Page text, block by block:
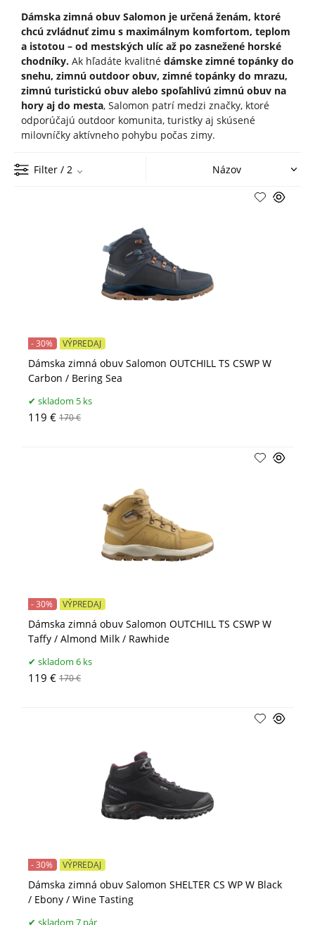
Dámska zimná obuv Salomon je určená ženám, ktoré
chcú zvládnuť zimu s maximálnym komfortom, teplom
a istotou – od mestských ulíc až po zasnežené horské
chodníky.Ak hľadáte kvalitné dámske zimné topánky do
snehu, zimnú outdoor obuv, zimné topánky do mrazu,
zimnú turistickú obuv alebo spoľahlivú zimnú obuv na
hory aj do mesta, Salomon patrí medzi značky, ktoré
odporúčajú outdoor komunita, turistky aj skúsené
milovníčky aktívneho pohybu počas zimy.
Filter / 2
Dámska zimná obuv Salomon OUTCHILL TS CSWP W
Carbon / Bering Sea
- 30% VÝPREDAJ
skladom 5 ks
119 € 170 €
Dámska zimná obuv Salomon OUTCHILL TS CSWP W
Taffy / Almond Milk / Rawhide
- 30% VÝPREDAJ
skladom 6 ks
119 € 170 €
Dámska zimná obuv Salomon SHELTER CS WP W Black
/ Ebony / Wine Tasting
- 30% VÝPREDAJ
skladom 7 pár